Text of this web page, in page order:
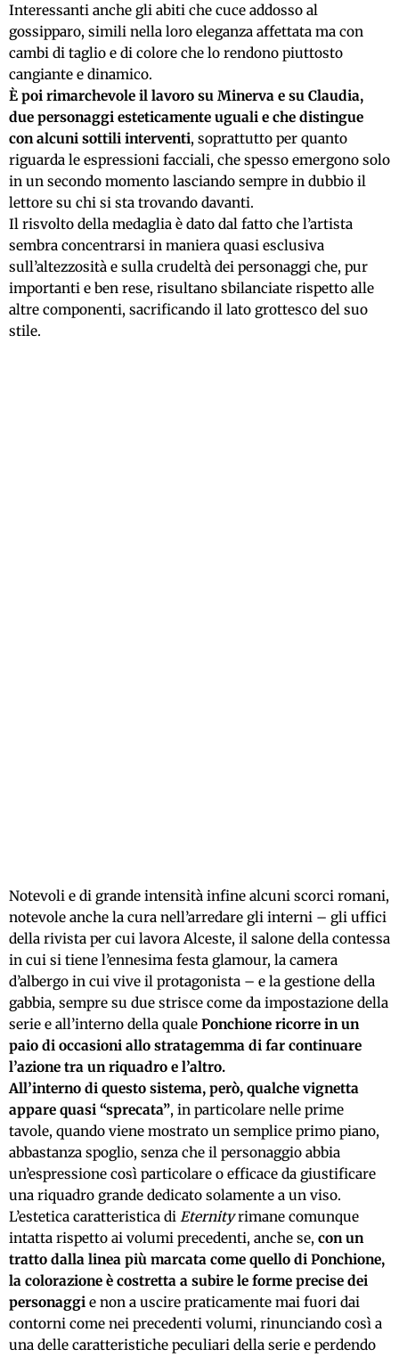
Interessanti anche gli abiti che cuce addosso al
gossipparo, simili nella loro eleganza affettata ma con
cambi di taglio e di colore che lo rendono piuttosto
cangiante e dinamico.
È poi rimarchevole il lavoro su Minerva e su Claudia,
due personaggi esteticamente uguali e che distingue
con alcuni sottili interventi, soprattutto per quanto
riguarda le espressioni facciali, che spesso emergono solo
in un secondo momento lasciando sempre in dubbio il
lettore su chi si sta trovando davanti.
Il risvolto della medaglia è dato dal fatto che l’artista
sembra concentrarsi in maniera quasi esclusiva
sull’altezzosità e sulla crudeltà dei personaggi che, pur
importanti e ben rese, risultano sbilanciate rispetto alle
altre componenti, sacrificando il lato grottesco del suo
stile.
Notevoli e di grande intensità infine alcuni scorci romani,
notevole anche la cura nell’arredare gli interni – gli uffici
della rivista per cui lavora Alceste, il salone della contessa
in cui si tiene l’ennesima festa glamour, la camera
d’albergo in cui vive il protagonista – e la gestione della
gabbia, sempre su due strisce come da impostazione della
serie e all’interno della quale Ponchione ricorre in un
paio di occasioni allo stratagemma di far continuare
l’azione tra un riquadro e l’altro.
All’interno di questo sistema, però, qualche vignetta
appare quasi “sprecata”, in particolare nelle prime
tavole, quando viene mostrato un semplice primo piano,
abbastanza spoglio, senza che il personaggio abbia
un’espressione così particolare o efficace da giustificare
una riquadro grande dedicato solamente a un viso.
L’estetica caratteristica di Eternityrimane comunque
intatta rispetto ai volumi precedenti, anche se, con un
tratto dalla linea più marcata come quello di Ponchione,
la colorazione è costretta a subire le forme precise dei
personaggi e non a uscire praticamente mai fuori dai
contorni come nei precedenti volumi, rinunciando così a
una delle caratteristiche peculiari della serie e perdendo